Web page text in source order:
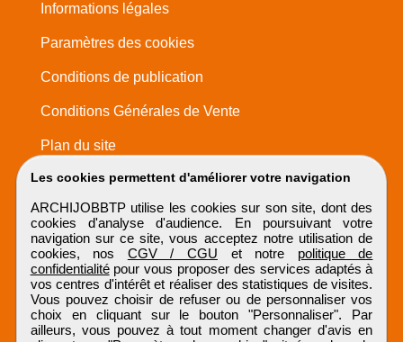
Les cookies permettent d'améliorer votre navigation
ARCHIJOBBTP utilise les cookies sur son site, dont des
cookies d'analyse d'audience. En poursuivant votre
navigation sur ce site, vous acceptez notre utilisation de
cookies, nos CGV / CGU et notre politique de
confidentialitépour vous proposer des services adaptés à
vos centres d'intérêt et réaliser des statistiques de visites.
Vous pouvez choisir de refuser ou de personnaliser vos
choix en cliquant sur le bouton "Personnaliser". Par
ailleurs, vous pouvez à tout moment changer d'avis en
Informations légales
Paramètres des cookies
Conditions de publication
Conditions Générales de Vente
Plan du site